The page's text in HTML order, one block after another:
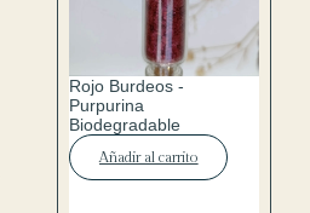
Rojo Burdeos -
Purpurina
Biodegradable
Añadir al carrito